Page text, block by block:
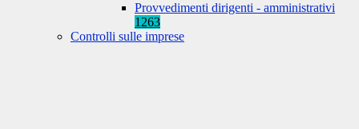
Provvedimenti dirigenti - amministrativi
1263
Controlli sulle imprese